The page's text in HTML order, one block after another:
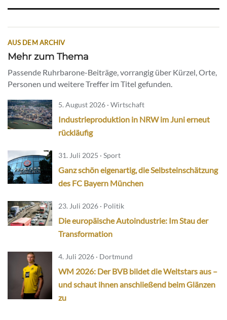
AUS DEM ARCHIV
Mehr zum Thema
Passende Ruhrbarone-Beiträge, vorrangig über Kürzel, Orte,
Personen und weitere Treffer im Titel gefunden.
5. August 2026 · Wirtschaft
Industrieproduktion in NRW im Juni erneut
rückläufig
31. Juli 2025 · Sport
Ganz schön eigenartig, die Selbsteinschätzung
des FC Bayern München
23. Juli 2026 · Politik
Die europäische Autoindustrie: Im Stau der
Transformation
4. Juli 2026 · Dortmund
WM 2026: Der BVB bildet die Weltstars aus –
und schaut ihnen anschließend beim Glänzen
zu